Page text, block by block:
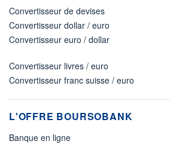
Convertisseur de devises
Convertisseur dollar / euro
Convertisseur euro / dollar
Convertisseur livres / euro
Convertisseur franc suisse / euro
L'OFFRE BOURSOBANK
Banque en ligne